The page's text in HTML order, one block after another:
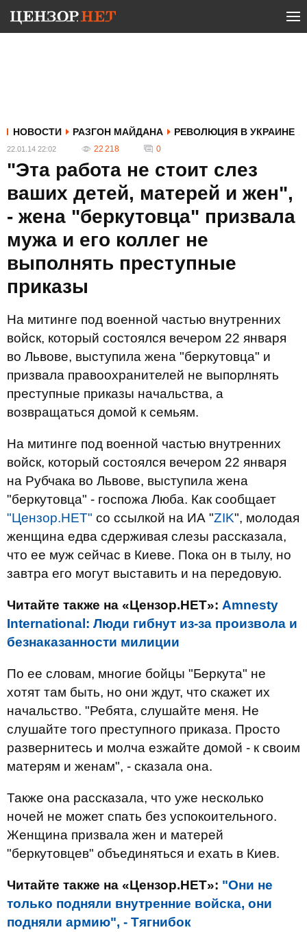
НОВОСТИ РАЗГОН МАЙДАНА РЕВОЛЮЦИЯ В УКРАИНЕ
22.01.14 22:02 22 218 0
"Эта работа не стоит слез
ваших детей, матерей и жен",
- жена "беркутовца" призвала
мужа и его коллег не
выполнять преступные
приказы
На митинге под военной частью внутренних
войск, который состоялся вечером 22 января
во Львове, выступила жена "беркутовца" и
призвала правоохранителей не выпорлнять
преступные приказы начальства, а
возвращаться домой к семьям.
На митинге под военной частью внутренних
войск, который состоялся вечером 22 января
на Рубчака во Львове, выступила жена
"беркутовца" - госпожа Люба. Как сообщает
"Цензор.НЕТ" со ссылкой на ИА "ZIK", молодая
женщина едва сдерживая слезы рассказала,
что ее муж сейчас в Киеве. Пока он в тылу, но
завтра его могут выставить и на передовую.
Читайте также на «Цензор.НЕТ»: Amnesty
International: Люди гибнут из-за произвола и
безнаказанности милиции
По ее словам, многие бойцы "Беркута" не
хотят там быть, но они ждут, что скажет их
начальство. "Ребята, слушайте меня. Не
слушайте того преступного приказа. Просто
развернитесь и молча езжайте домой - к своим
матерям и женам", - сказала она.
Также она рассказала, что уже несколько
ночей не может спать без успокоительного.
Женщина призвала жен и матерей
"беркутовцев" объединяться и ехать в Киев.
Читайте также на «Цензор.НЕТ»: "Они не
только подняли внутренние войска, они
подняли армию", - Тягнибок